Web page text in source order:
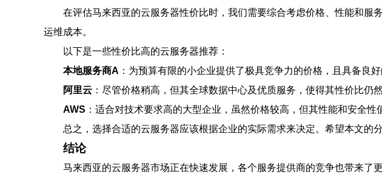
在评估马来西亚的云服务器性价比时，我们需要综合考虑价格、性能和服
运维成本。
以下是一些性价比高的云服务器推荐：
本地服务商A ：为预算有限的小企业提供了极具竞争力的价格，且具备良好
阿里云 ：尽管价格稍高，但其全球数据中心及优质服务，使得其性价比仍
AWS ：适合对技术要求高的大型企业，虽然价格较高，但其性能和安全性
总之，选择合适的云服务器应该根据企业的实际需求来决定。希望本文的
结论
马来西亚的云服务器市场正在快速发展，各个服务提供商的竞争也带来